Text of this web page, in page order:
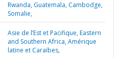
Rwanda, Guatemala, Cambodge,
Somalie,
Asie de l’Est et Pacifique,Eastern
and Southern Africa,Amérique
latine et Caraïbes,